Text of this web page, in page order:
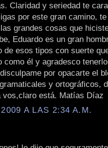
Claridad y seriedad te
por este gran camino,
grandes cosas que
Eduardo es un gran
de esos tipos con suerte
como él y agradesco
por opacarte el
y ortográficos,
vos,claro está. Matías Díaz
A LAS 2:34 A.M.